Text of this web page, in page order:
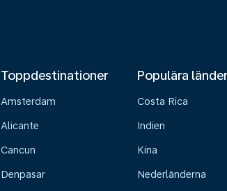
Toppdestinationer
Amsterdam
Alicante
Cancun
Denpasar
Populära
Costa Rica
Indien
Kina
Nederländerna